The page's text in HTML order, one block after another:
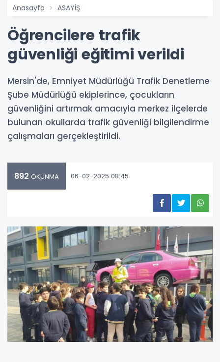
Anasayfa ASAYİŞ
Öğrencilere trafik
güvenliği eğitimi verildi
Mersin'de, Emniyet Müdürlüğü Trafik Denetleme
Şube Müdürlüğü ekiplerince, çocukların
güvenliğini artırmak amacıyla merkez ilçelerde
bulunan okullarda trafik güvenliği bilgilendirme
çalışmaları gerçekleştirildi.
892 OKUNMA 06-02-2025 08:45